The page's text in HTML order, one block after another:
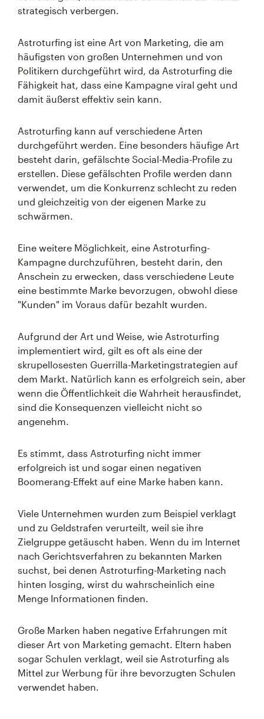
strategisch verbergen.
Astroturfing ist eine Art von Marketing, die am
häufigsten von großen Unternehmen und von
Politikern durchgeführt wird, da Astroturfing die
Fähigkeit hat, dass eine Kampagne viral geht und
damit äußerst effektiv sein kann.
Astroturfing kann auf verschiedene Arten
durchgeführt werden. Eine besonders häufige Art
besteht darin, gefälschte Social-Media-Profile zu
erstellen. Diese gefälschten Profile werden dann
verwendet, um die Konkurrenz schlecht zu reden
und gleichzeitig von der eigenen Marke zu
schwärmen.
Eine weitere Möglichkeit, eine Astroturfing-
Kampagne durchzuführen, besteht darin, den
Anschein zu erwecken, dass verschiedene Leute
eine bestimmte Marke bevorzugen, obwohl diese
"Kunden" im Voraus dafür bezahlt wurden.
Aufgrund der Art und Weise, wie Astroturfing
implementiert wird, gilt es oft als eine der
skrupellosesten Guerrilla-Marketingstrategien auf
dem Markt. Natürlich kann es erfolgreich sein, aber
wenn die Öffentlichkeit die Wahrheit herausfindet,
sind die Konsequenzen vielleicht nicht so
angenehm.
Es stimmt, dass Astroturfing nicht immer
erfolgreich ist und sogar einen negativen
Boomerang-Effekt auf eine Marke haben kann.
Viele Unternehmen wurden zum Beispiel verklagt
und zu Geldstrafen verurteilt, weil sie ihre
Zielgruppe getäuscht haben. Wenn du im Internet
nach Gerichtsverfahren zu bekannten Marken
suchst, bei denen Astroturfing-Marketing nach
hinten losging, wirst du wahrscheinlich eine
Menge Informationen finden.
Große Marken haben negative Erfahrungen mit
dieser Art von Marketing gemacht. Eltern haben
sogar Schulen verklagt, weil sie Astroturfing als
Mittel zur Werbung für ihre bevorzugten Schulen
verwendet haben.